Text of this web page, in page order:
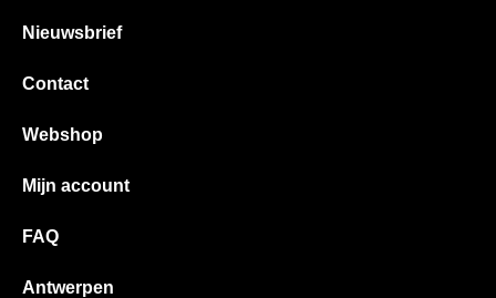
Nieuwsbrief
Contact
Webshop
Mijn account
FAQ
Antwerpen